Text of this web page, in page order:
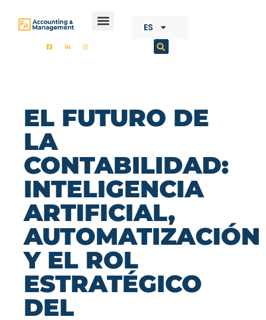
ES
EL FUTURO DE
LA
CONTABILIDAD:
INTELIGENCIA
ARTIFICIAL,
AUTOMATIZACIÓN
Y EL ROL
ESTRATÉGICO
DEL